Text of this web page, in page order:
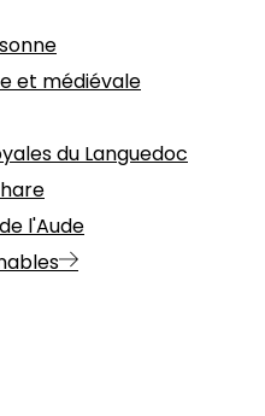
et médiévale
du Languedoc
l'Aude